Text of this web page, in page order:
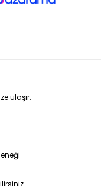
ulaşır.